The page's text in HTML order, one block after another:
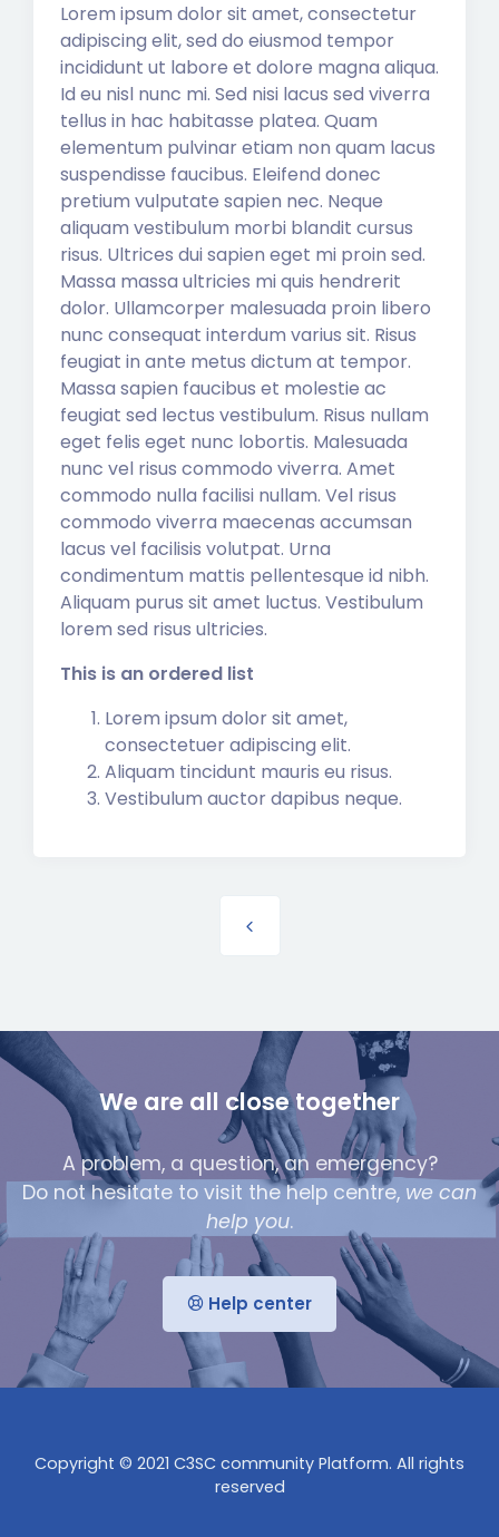
Lorem ipsum dolor sit amet, consectetur
adipiscing elit, sed do eiusmod tempor
incididunt ut labore et dolore magna aliqua.
Id eu nisl nunc mi. Sed nisi lacus sed viverra
tellus in hac habitasse platea. Quam
elementum pulvinar etiam non quam lacus
suspendisse faucibus. Eleifend donec
pretium vulputate sapien nec. Neque
aliquam vestibulum morbi blandit cursus
risus. Ultrices dui sapien eget mi proin sed.
Massa massa ultricies mi quis hendrerit
dolor. Ullamcorper malesuada proin libero
nunc consequat interdum varius sit. Risus
feugiat in ante metus dictum at tempor.
Massa sapien faucibus et molestie ac
feugiat sed lectus vestibulum. Risus nullam
eget felis eget nunc lobortis. Malesuada
nunc vel risus commodo viverra. Amet
commodo nulla facilisi nullam. Vel risus
commodo viverra maecenas accumsan
lacus vel facilisis volutpat. Urna
condimentum mattis pellentesque id nibh.
Aliquam purus sit amet luctus. Vestibulum
lorem sed risus ultricies.
This is an ordered list
Lorem ipsum dolor sit amet,
consectetuer adipiscing elit.
Aliquam tincidunt mauris eu risus.
Vestibulum auctor dapibus neque.
We are all close together
A problem, a question, an emergency?
Do not hesitate to visit the help centre, we can
help you.
Help center
Copyright © 2021 C3SC community Platform. All rights
reserved